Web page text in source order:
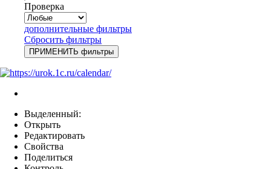
Проверка
дополнительные фильтры
Сбросить фильтры
Выделенный:
Открыть
Редактировать
Свойства
Поделиться